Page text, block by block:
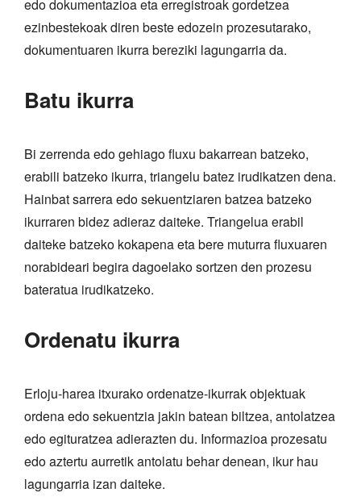
edo dokumentazioa eta erregistroak gordetzea
ezinbestekoak diren beste edozein prozesutarako,
dokumentuaren ikurra bereziki lagungarria da.
Batu ikurra
Bi zerrenda edo gehiago fluxu bakarrean batzeko,
erabili batzeko ikurra, triangelu batez irudikatzen dena.
Hainbat sarrera edo sekuentziaren batzea batzeko
ikurraren bidez adieraz daiteke. Triangelua erabil
daiteke batzeko kokapena eta bere muturra fluxuaren
norabideari begira dagoelako sortzen den prozesu
bateratua irudikatzeko.
Ordenatu ikurra
Erloju-harea itxurako ordenatze-ikurrak objektuak
ordena edo sekuentzia jakin batean biltzea, antolatzea
edo egituratzea adierazten du. Informazioa prozesatu
edo aztertu aurretik antolatu behar denean, ikur hau
lagungarria izan daiteke.